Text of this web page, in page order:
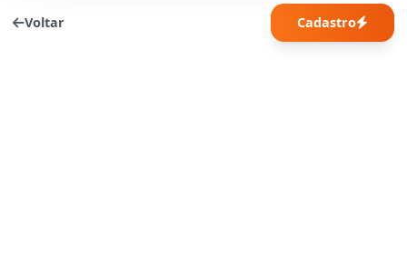
Voltar Cadastro